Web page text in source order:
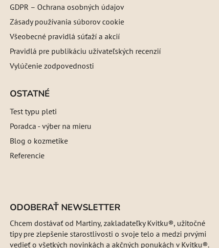
GDPR – Ochrana osobných údajov
Zásady používania súborov cookie
Všeobecné pravidlá súťaží a akcií
Pravidlá pre publikáciu užívateľských recenzií
Vylúčenie zodpovednosti
OSTATNÉ
Test typu pleti
Poradca - výber na mieru
Blog o kozmetike
Referencie
ODOBERAŤ NEWSLETTER
Chcem dostávať od Martiny, zakladateľky Kvitku®, užitočné
tipy pre zlepšenie starostlivosti o svoje telo a medzi prvými
vedieť o všetkých novinkách a akčných ponukách v Kvitku®.